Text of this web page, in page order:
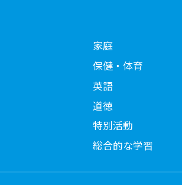
家庭
保健・体育
英語
道徳
特別活動
総合的な学習